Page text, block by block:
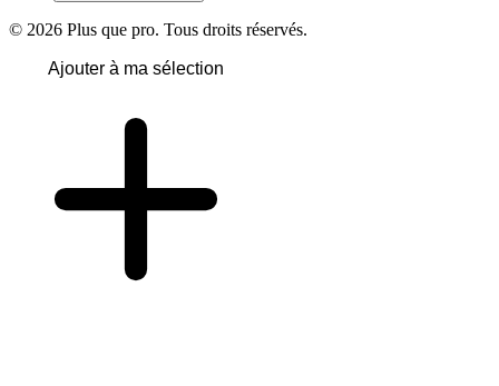
© 2026 Plus que pro. Tous droits réservés.
Ajouter à ma sélection